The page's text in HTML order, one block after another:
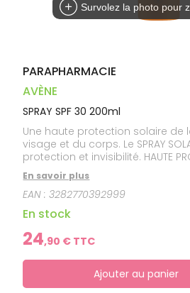
Survolez la photo pour
PARAPHARMACIE
AVÈNE
SPRAY SPF 30 200ml
Une haute protection solaire de
visage et du corps. Le SPRAY
protection et invisibilité. HAUTE
protection optimale SPF30 contre
et sans traces blanches.
protéger les cellules contre les
à la provitamine E. RESISTANT A
des effets du soleil même lors
Formule haute tolérance,
En savoir plus
EAN :3282770392999
En stock
24,90 € TTC
Ajouter au panier